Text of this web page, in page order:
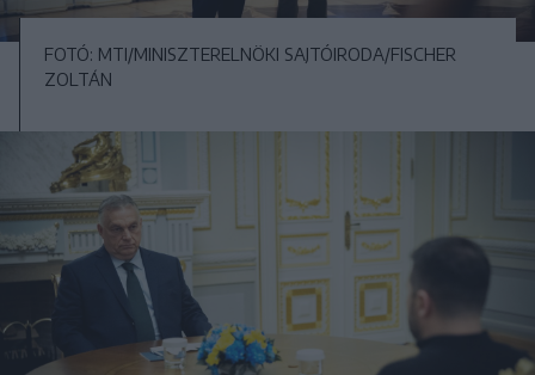
FOTÓ: MTI/MINISZTERELNÖKI SAJTÓIRODA/FISCHER
ZOLTÁN